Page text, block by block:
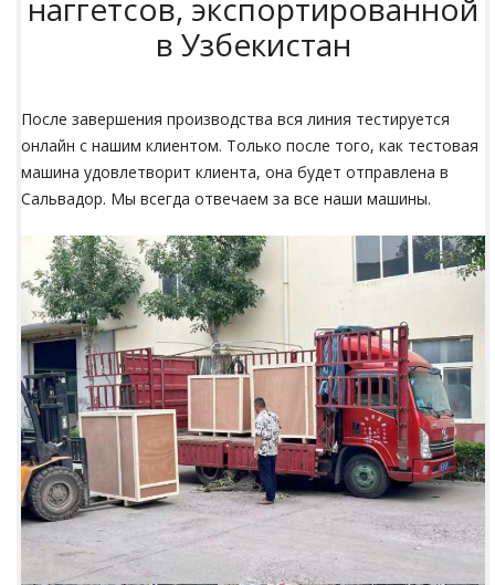
наггетсов, экспортированной
в Узбекистан
После завершения производства вся линия тестируется
онлайн с нашим клиентом. Только после того, как тестовая
машина удовлетворит клиента, она будет отправлена в
Сальвадор. Мы всегда отвечаем за все наши машины.